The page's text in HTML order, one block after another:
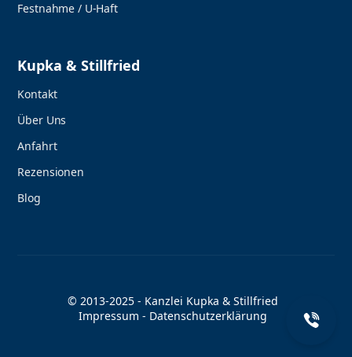
Festnahme / U-Haft
Kupka & Stillfried
Kontakt
Über Uns
Anfahrt
Rezensionen
Blog
© 2013-2025 - Kanzlei Kupka & Stillfried
Impressum - Datenschutzerklärung